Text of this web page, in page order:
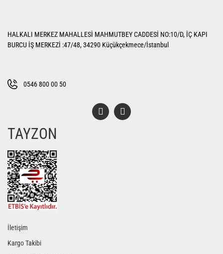
Ürün açıklamasında eksik bilgiler bulunuyor.
Bu ürüne benzer farklı alternatifler olmalı.
HALKALI MERKEZ MAHALLESİ MAHMUTBEY CADDESİ NO:10/D, İÇ KAPI
BURCU İŞ MERKEZİ :47/48, 34290 Küçükçekmece/İstanbul
0546 800 00 50
TAYZON
İletişim
Kargo Takibi